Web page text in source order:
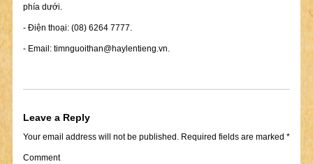
phía dưới.
- Điện thoại: (08) 6264 7777.
- Email: timnguoithan@haylentieng.vn.
Leave a Reply
Your email address will not be published.Required fields are marked *
Comment